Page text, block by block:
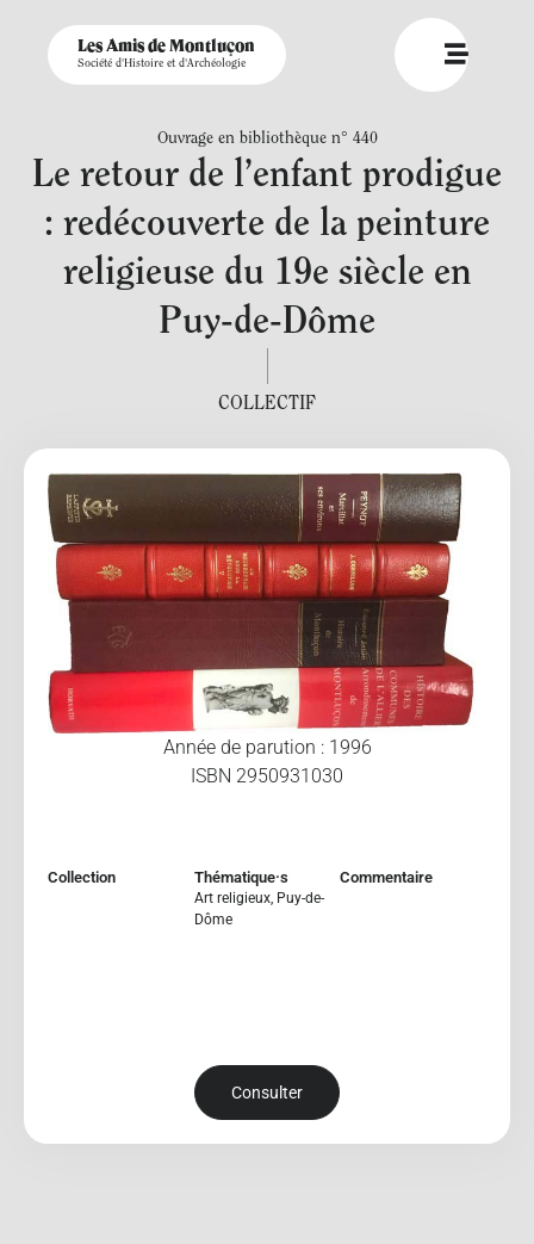
Les Amis de Montluçon
Société d'Histoire et d'Archéologie
Ouvrage en bibliothèque n° 440
Le retour de l’enfant prodigue
: redécouverte de la peinture
religieuse du 19e siècle en
Puy-de-Dôme
COLLECTIF
Année de parution : 1996
ISBN 2950931030
Collection Thématique·s
Art religieux, Puy-de-
Dôme
Commentaire
Consulter